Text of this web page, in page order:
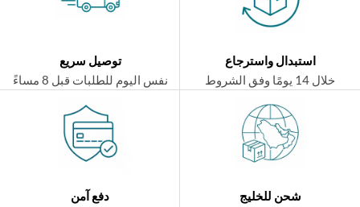
استبدال واسترجاع
توصيل سريع
نفس اليوم للطلبات قبل 8 مساءً
شحن للخليج
دفع آمن